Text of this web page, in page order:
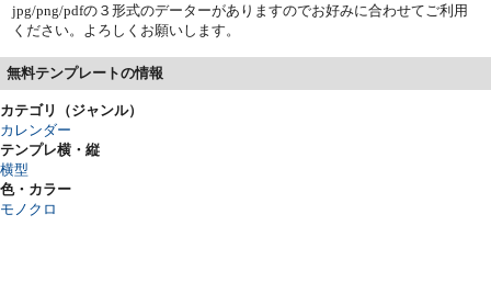
jpg/png/pdfの３形式のデーターがありますのでお好みに合わせてご利用
ください。よろしくお願いします。
無料テンプレートの情報
カテゴリ（ジャンル）
カレンダー
テンプレ横・縦
横型
色・カラー
モノクロ